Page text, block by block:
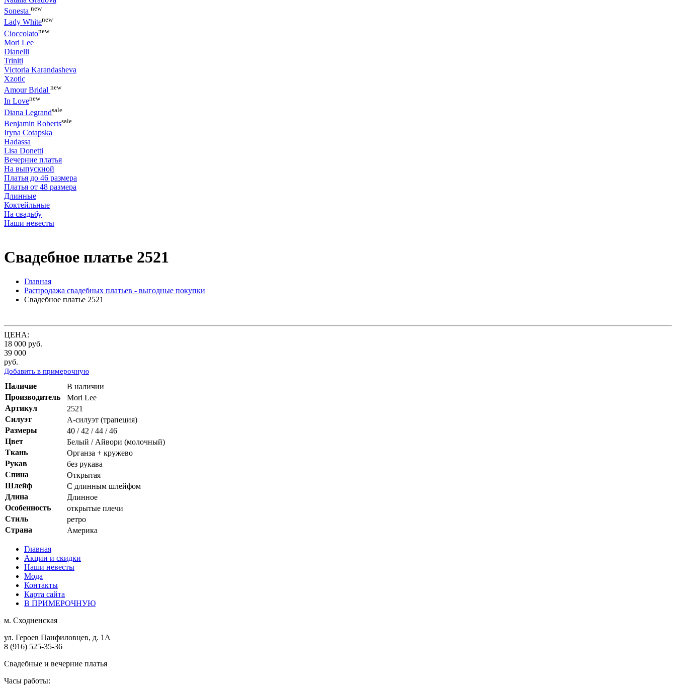
Sonesta new
Lady Whitenew
Cioccolatonew
Mori Lee
Dianelli
Triniti
Victoria Karandasheva
Xzotic
Amour Bridal new
In Lovenew
Diana Legrandsale
Benjamin Robertssale
Iryna Cotapska
Hadassa
Lisa Donetti
Вечерние платья
На выпускной
Платья до 46 размера
Платья от 48 размера
Длинные
Коктейльные
На свадьбу
Наши невесты
Свадебное платье 2521
Главная
Распродажа свадебных платьев - выгодные покупки
Свадебное платье 2521
ЦЕНА:
18 000 руб.
39 000
руб.
Добавить в примерочную
Наличие
В наличии
Производитель
Mori Lee
Артикул
2521
Силуэт
А-силуэт (трапеция)
Размеры
40 / 42 / 44 / 46
Цвет
Белый / Айвори (молочный)
Ткань
Органза + кружево
Рукав
без рукава
Спина
Открытая
Шлейф
С длинным шлейфом
Длина
Длинное
Особенность
открытые плечи
Стиль
ретро
Страна
Америка
Главная
Акции и скидки
Наши невесты
Мода
Контакты
Карта сайта
В ПРИМЕРОЧНУЮ
м. Сходненская
ул. Героев Панфиловцев, д. 1А
8 (916) 525-35-36
Свадебные и вечерние платья
Часы работы: